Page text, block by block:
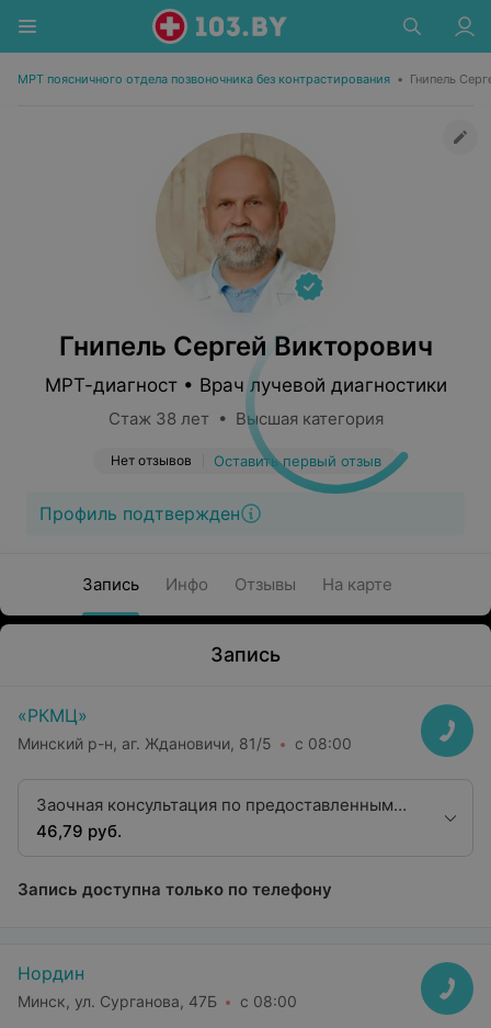
МРТ поясничного отдела позвоночника без контрастирования • Гнипель
Гнипель Сергей Викторович
МРТ-диагност • Врач лучевой диагностики
Стаж 38 лет • Высшая категория
Нет отзывов Оставить первый отзыв
Профиль подтвержден
Запись Инфо Отзывы На карте
Запись
«РКМЦ»
Минский р-н, аг. Ждановичи, 81/5 с 08:00
Заочная консультация по предоставленным
рентгенограммам МРТ с оформлением
изображения
46,79 руб.
Запись доступна только по телефону
Нордин
Минск, ул. Сурганова, 47Б с 08:00